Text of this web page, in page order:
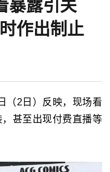
暴露引关
作出制止
（2日）反映，现场看
甚至出现付费直播等